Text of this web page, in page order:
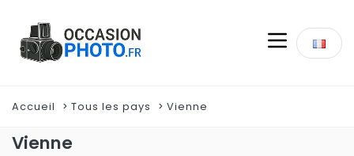
Accueil Tous les pays Vienne
Vienne